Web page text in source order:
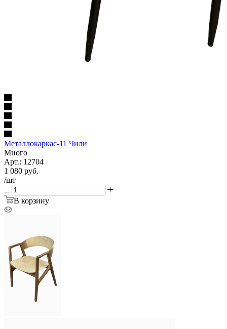
Металлокаркас-11 Чили
Много
Арт.: 12704
1 080 руб.
/шт
В корзину